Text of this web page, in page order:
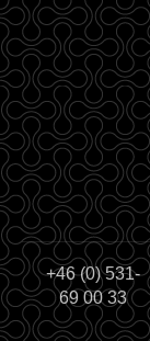
+46 (0) 531-
69 00 33